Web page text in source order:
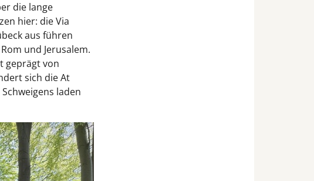
die lange
hier: die Via
aus führen
und Jerusalem.
geprägt von
sich die At
laden